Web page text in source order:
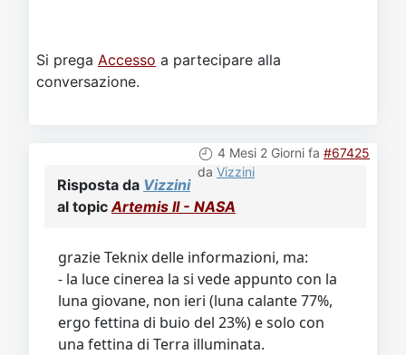
Si prega Accesso a partecipare alla
conversazione.
4 Mesi 2 Giorni fa #67425
da Vizzini
Risposta da Vizzini
al topic Artemis II - NASA
grazie Teknix delle informazioni, ma:
- la luce cinerea la si vede appunto con la
luna giovane, non ieri (luna calante 77%,
ergo fettina di buio del 23%) e solo con
una fettina di Terra illuminata.